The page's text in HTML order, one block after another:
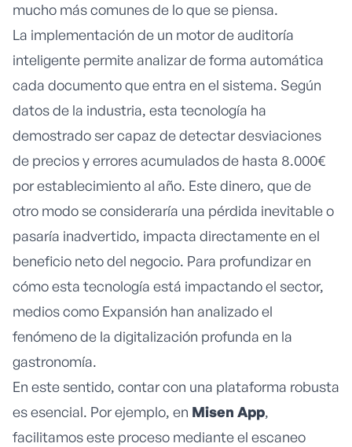
mucho más comunes de lo que se piensa.
La implementación de un motor de auditoría
inteligente permite analizar de forma automática
cada documento que entra en el sistema. Según
datos de la industria, esta tecnología ha
demostrado ser capaz de detectar desviaciones
de precios y errores acumulados de hasta 8.000€
por establecimiento al año. Este dinero, que de
otro modo se consideraría una pérdida inevitable o
pasaría inadvertido, impacta directamente en el
beneficio neto del negocio. Para profundizar en
cómo esta tecnología está impactando el sector,
medios como Expansión han analizado el
fenómeno de la digitalización profunda en la
gastronomía.
En este sentido, contar con una plataforma robusta
es esencial. Por ejemplo, en Misen App,
facilitamos este proceso mediante el escaneo